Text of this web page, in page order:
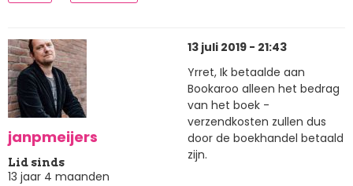
janpmeijers
Lid sinds
13 jaar 4 maanden
13 juli 2019 - 21:43
Yrret, Ik betaalde aan
Bookaroo alleen het bedrag
van het boek -
verzendkosten zullen dus
door de boekhandel betaald
zijn.